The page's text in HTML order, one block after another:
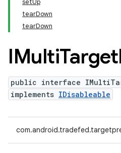
setUp
tearDown
tearDown
IMultiTarget
public interface
implements IDisableable